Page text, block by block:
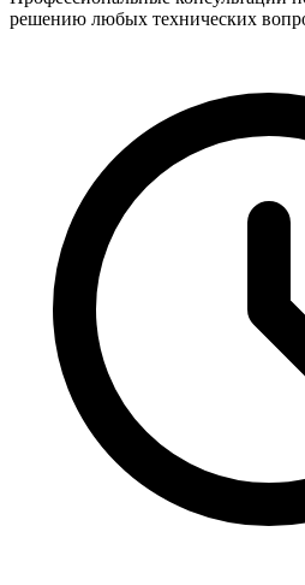
решению любых технических